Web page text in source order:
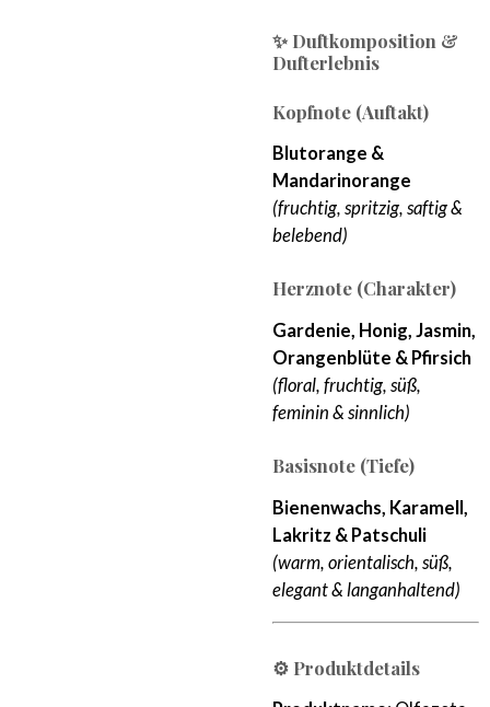
✨ Duftkomposition &
Dufterlebnis
Kopfnote (Auftakt)
Blutorange &
Mandarinorange
(fruchtig, spritzig, saftig &
belebend)
Herznote (Charakter)
Gardenie, Honig, Jasmin,
Orangenblüte & Pfirsich
(floral, fruchtig, süß,
feminin & sinnlich)
Basisnote (Tiefe)
Bienenwachs, Karamell,
Lakritz & Patschuli
(warm, orientalisch, süß,
elegant & langanhaltend)
⚙️ Produktdetails